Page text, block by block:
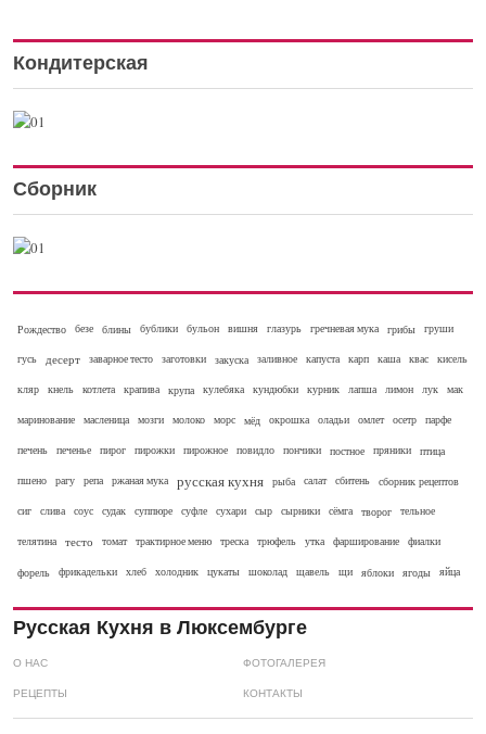
Кондитерская
Сборник
Рождество безе блины бублики бульон вишня глазурь гречневая мука грибы груши
гусь десерт заварное тесто заготовки закуска заливное капуста карп каша квас кисель
кляр кнель котлета крапива крупа кулебяка кундюбки курник лапша лимон лук мак
маринование масленица мозги молоко морс мёд окрошка оладьи омлет осетр парфе
печень печенье пирог пирожки пирожное повидло пончики постное пряники птица
пшено рагу репа ржаная мука русская кухня рыба салат сбитень сборник рецептов
сиг слива соус судак суппюре суфле сухари сыр сырники сёмга творог тельное
телятина тесто томат трактирное меню треска трюфель утка фарширование фиалки
форель фрикадельки хлеб холодник цукаты шоколад щавель щи яблоки ягоды яйца
Русская Кухня в Люксембурге
О НАС ФОТОГАЛЕРЕЯ
РЕЦЕПТЫ КОНТАКТЫ